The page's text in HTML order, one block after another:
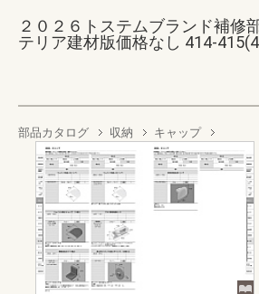
２０２６トステムブランド補修
テリア建材版価格なし 414-
部品カタログ 収納 キャップ